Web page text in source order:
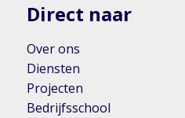
Direct naar
Over ons
Diensten
Projecten
Bedrijfsschool